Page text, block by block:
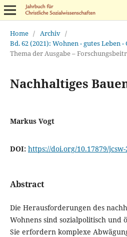
Home / Archiv /
Bd. 62 (2021): Wohnen - gutes Leben
Thema der Ausgabe –
Nachhaltiges
Markus Vogt
DOI: https://doi.org/10.17879/jcsw-
Abstract
Die Herausforderungen des
Wohnens sind sozialpolitisch und
Sie erfordern komplexe